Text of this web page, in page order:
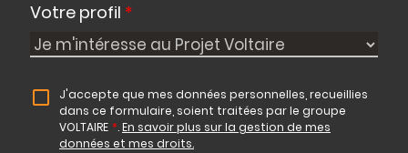
Votre profil *
J'accepte que mes données personnelles, recueillies
dans ce formulaire, soient traitées par le groupe
VOLTAIRE *.En savoir plus sur la gestion de mes
données et mes droits.